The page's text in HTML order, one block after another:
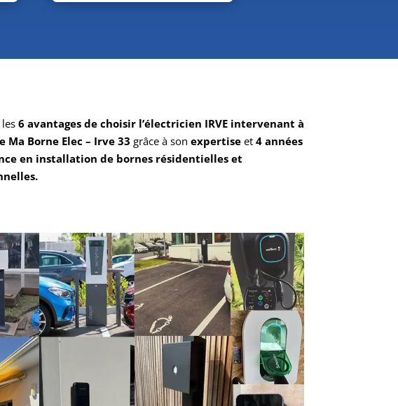
6 avantages de choisir l’électricien IRVE intervenant à
Ma Borne Elec – Irve 33 grâce à son expertiseet 4 années
en installation de bornes résidentielles et